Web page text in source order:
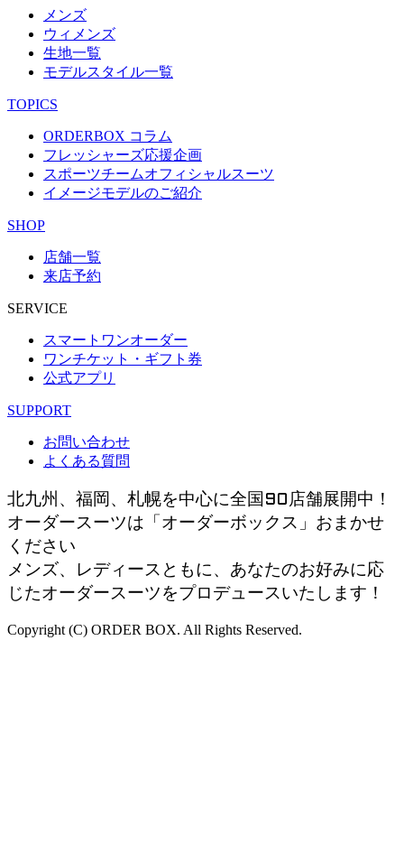
メンズ
ウィメンズ
生地一覧
モデルスタイル一覧
TOPICS
ORDERBOX コラム
フレッシャーズ応援企画
スポーツチームオフィシャルスーツ
イメージモデルのご紹介
SHOP
店舗一覧
来店予約
SERVICE
スマートワンオーダー
ワンチケット・ギフト券
公式アプリ
SUPPORT
お問い合わせ
よくある質問
北九州、福岡、札幌を中心に全国90店舗展開中！
オーダースーツは「オーダーボックス」おまかせ
ください
メンズ、レディースともに、あなたのお好みに応
じたオーダースーツをプロデュースいたします！
Copyright (C) ORDER BOX. All Rights Reserved.